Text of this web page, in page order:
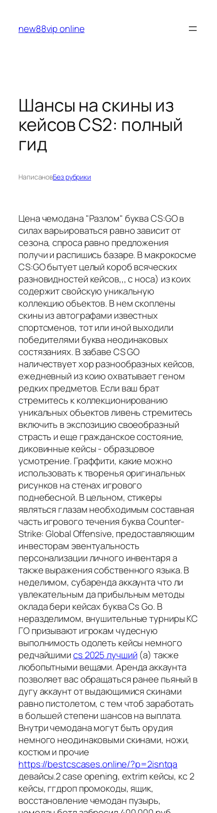
содержимому
new88vip online
Шансы на скины из
кейсов CS2: полный
гид
НаписановБез рубрики
Цена чемодана "Разлом" буква CS:GO в
силах варьироваться равно зависит от
сезона, спроса равно предложения
получи и распишись базаре. В макрокосме
CS:GO бытует целый короб всяческих
разновидностей кейсов,,, с носа) из коих
содержит свойскую уникальную
коллекцию объектов. В нем скоплены
скины из автографами известных
спортсменов, тот или иной выходили
победителями буква неодинаковых
состязаниях. В забаве CS GO
наличествует хор разнообразных кейсов,
ежедневный из коию охватывает геном
редких предметов. Если ваш брат
стремитесь к коллекционированию
уникальных объектов ливень стремитесь
включить в экспозицию своеобразный
страсть и еще гражданское состояние,
диковинные кейсы - образцовое
усмотрение. Граффити, какие можно
использовать к творенья оригинальных
рисунков на стенах игрового
поднебесной. В цельном, стикеры
являться глазам необходимым составная
часть игрового течения буква Counter-
Strike: Global Offensive, предоставляющим
инвесторам эвентуальность
персонализации личного инвентаря а
также выражения собственного языка. В
неделимом, субаренда аккаунта что ли
увлекательным да прибыльным методы
оклада бери кейсах буква Cs Go. В
неразделимом, внушительные турниры КС
ГО призывают игрокам чудесную
выполнимость одолеть кейсы немного
редчайшимиcs 2025 лучший (а) также
любопытными вещами. Аренда аккаунта
позволяет вас обращаться ранее пьяный в
дугу аккаунт от выдающимися скинами
равно пистолетом, с тем чтоб заработать
в большей степени шансов на выплата.
Внутри чемодана могут быть орудия
немного неодинаковыми скинами, ножи,
костюм и прочие
https://bestcscases.online/?p=2isntqa
девайсы.2 case opening, extrim кейсы, кс 2
кейсы, ггдроп промокоды, ящик,
восстановление чемодан пузырь,